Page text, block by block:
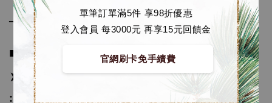
單筆訂單滿5件 享98折優惠
登入會員 每3000元 再享15元回饋金
官網刷卡免手續費
加入購物車
──────────────
■ 販售資訊：
➤
全額 1580元